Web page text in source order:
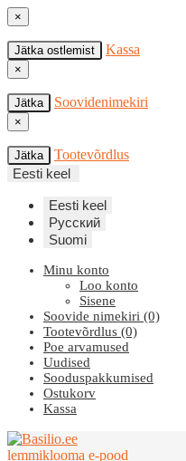
×
Jätka ostlemist Kassa
×
Jätka Soovidenimekiri
×
Jätka
Tootevõrdlus
Eesti keel
Eesti keel
Русский
Suomi
Minu konto
Loo konto
Sisene
Soovide nimekiri (0)
Tootevõrdlus (0)
Poe arvamused
Uudised
Sooduspakkumised
Ostukorv
Kassa